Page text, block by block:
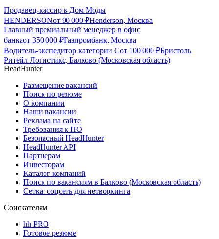
Продавец-кассир в Дом Моды
HENDERSONот 90 000 ₽Henderson, Москва
Главный премиальный менеджер в офис
банкаот 350 000 ₽Газпромбанк, Москва
Водитель-экспедитор категории Сот 100 000 ₽Бристоль
Ритейл Логистикс, Балково (Московская область)
HeadHunter
Размещение вакансий
Поиск по резюме
О компании
Наши вакансии
Реклама на сайте
Требования к ПО
Безопасный HeadHunter
HeadHunter API
Партнерам
Инвесторам
Каталог компаний
Поиск по вакансиям в Балково (Московская область)
Сетка: соцсеть для нетворкинга
Соискателям
hh PRO
Готовое резюме